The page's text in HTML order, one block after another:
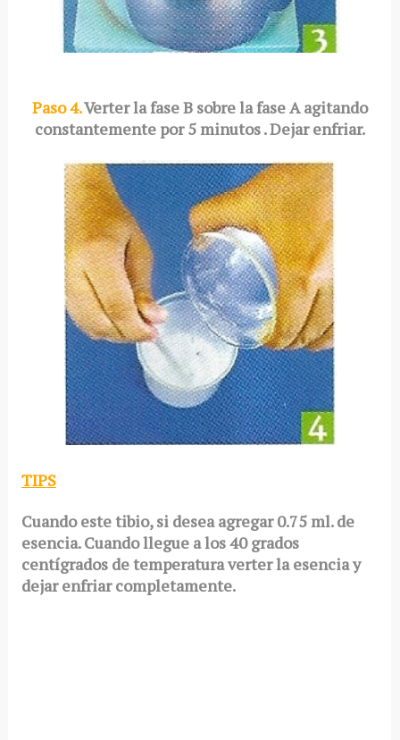
Paso 4.Verter la fase B sobre la fase A agitando
constantemente por 5 minutos . Dejar enfriar.
TIPS
Cuando este tibio, si desea agregar 0.75 ml. de
esencia. Cuando llegue a los 40 grados
centígrados de temperatura verter la esencia y
dejar enfriar completamente.